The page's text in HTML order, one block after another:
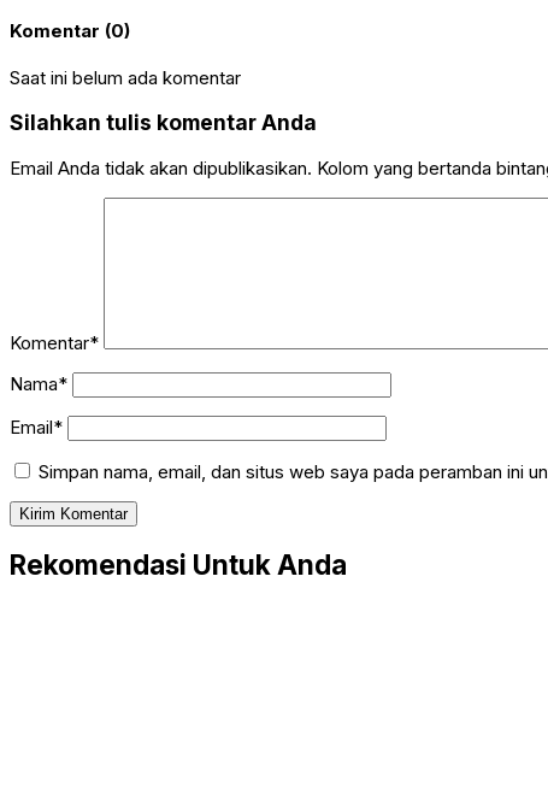
Komentar (0)
Saat ini belum ada komentar
Silahkan tulis komentar Anda
Email Anda tidak akan dipublikasikan. Kolom yang bertanda
Komentar*
Nama*
Email*
Simpan nama, email, dan situs web saya pada peramban ini
Rekomendasi Untuk Anda